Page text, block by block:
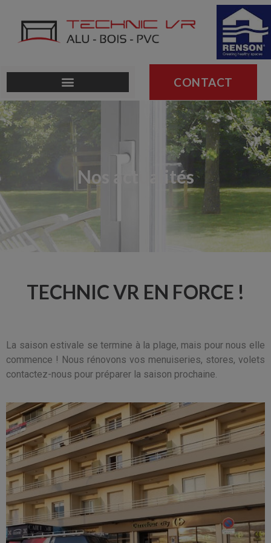
CONTACT
Nos actualités
TECHNIC VR EN FORCE !
La saison estivale se termine à la plage, mais pour nous elle
commence ! Nous rénovons vos menuiseries, stores, volets
contactez-nous pour préparer la saison prochaine.